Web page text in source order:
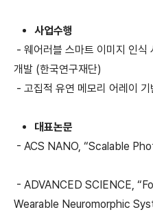
사업수행
- 웨어러블 스마트 이미지 인식
개발 (한국연구재단)
- 고집적 유연 메모리 어레이
대표논문
- ACS NANO, “Scalable
- ADVANCED SCIENCE,
Wearable Neuromorphic